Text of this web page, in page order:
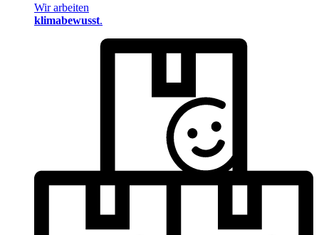
Wir arbeiten
klimabewusst.